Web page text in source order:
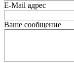
E-Mail адрес
Ваше сообщение